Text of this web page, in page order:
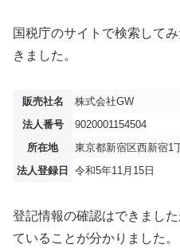
国税庁のサイトで検索して
きました。
販売社名
株式会社GW
法人番号
9020001154504
所在地
東京都新宿区西新宿1
法人登録日
令和5年11月15日
登記情報の確認はできまし
ていることが分かりました。